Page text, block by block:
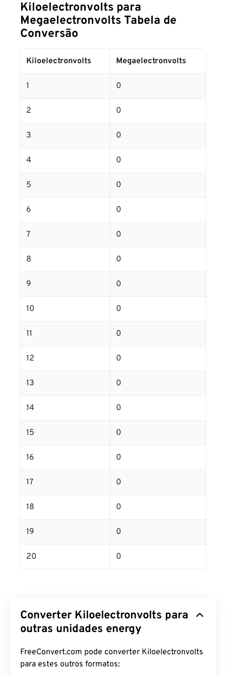
Kiloelectronvolts para
Megaelectronvolts Tabela de
Conversão
Kiloelectronvolts Megaelectronvolts
1 0
2 0
3 0
4 0
5 0
6 0
7 0
8 0
9 0
10 0
11 0
12 0
13 0
14 0
15 0
16 0
17 0
18 0
19 0
20 0
Converter Kiloelectronvolts para
outras unidades energy
FreeConvert.com pode converter Kiloelectronvolts
para estes outros formatos: